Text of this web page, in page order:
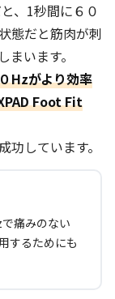
、 1秒間に６０
態だと筋肉が刺
います。
Hzがより効率
Foot Fit
しています。
で痛みのない
するためにも